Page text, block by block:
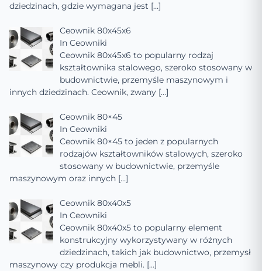
dziedzinach, gdzie wymagana jest […]
Ceownik 80x45x6
In Ceowniki
Ceownik 80x45x6 to popularny rodzaj
kształtownika stalowego, szeroko stosowany w
budownictwie, przemyśle maszynowym i
innych dziedzinach. Ceownik, zwany […]
Ceownik 80×45
In Ceowniki
Ceownik 80×45 to jeden z popularnych
rodzajów kształtowników stalowych, szeroko
stosowany w budownictwie, przemyśle
maszynowym oraz innych […]
Ceownik 80x40x5
In Ceowniki
Ceownik 80x40x5 to popularny element
konstrukcyjny wykorzystywany w różnych
dziedzinach, takich jak budownictwo, przemysł
maszynowy czy produkcja mebli. […]